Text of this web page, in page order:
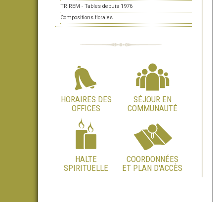
TRIREM - Tables depuis 1976
Compositions florales
HORAIRES DES
OFFICES
SÉJOUR EN
COMMUNAUTÉ
HALTE
SPIRITUELLE
COORDONNÉES
ET PLAN D'ACCÈS